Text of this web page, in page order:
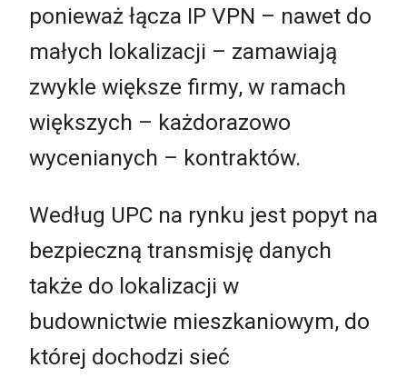
ponieważ łącza IP VPN – nawet do
małych lokalizacji – zamawiają
zwykle większe firmy, w ramach
większych – każdorazowo
wycenianych – kontraktów.
Według UPC na rynku jest popyt na
bezpieczną transmisję danych
także do lokalizacji w
budownictwie mieszkaniowym, do
której dochodzi sieć